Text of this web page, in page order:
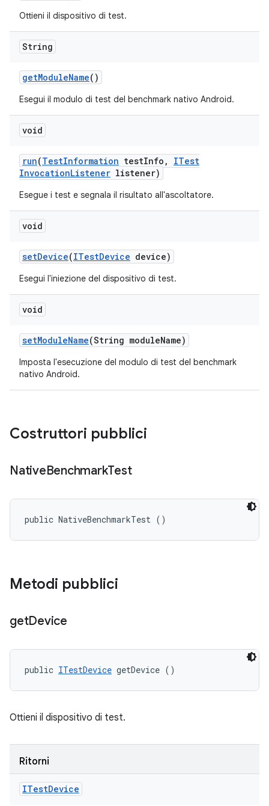
Ottieni il dispositivo di test.
String
getModuleName()
Esegui il modulo di test del benchmark nativo Android.
void
run(TestInformation testInfo ,
ITest
InvocationListener listener)
Esegue i test e segnala il risultato all'ascoltatore.
void
setDevice(ITestDevice device)
Esegui l'iniezione del dispositivo di test.
void
setModuleName(String moduleName)
Imposta l'esecuzione del modulo di test del benchmark
nativo Android.
Costruttori pubblici
NativeBenchmarkTest
public NativeBenchmarkTest ()
Metodi pubblici
getDevice
public ITestDevice getDevice ()
Ottieni il dispositivo di test.
Ritorni
ITestDevice